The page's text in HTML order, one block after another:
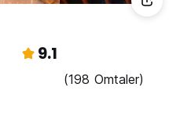
9.1
(198 Omtaler)